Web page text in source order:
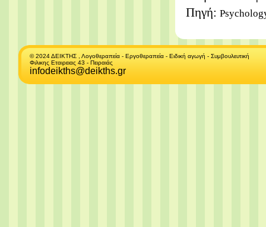
Πηγή:
© 2024 ΔΕΙΚΤΗΣ , Λογοθεραπεία - Εργοθεραπεία - Ειδική αγωγή - Συμβουλευτική
Φιλικης Εταιρειας 43 - Πειραιάς
infodeikths@deikths.gr